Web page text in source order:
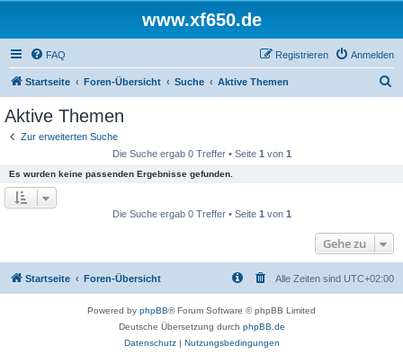
www.xf650.de
FAQ Anmelden
Registrieren
Startseite Foren-Übersicht Suche Aktive Themen
Aktive Themen
Zur erweiterten Suche
Die Suche ergab 0 Treffer • Seite 1 von 1
Es wurden keine passenden Ergebnisse gefunden.
Die Suche ergab 0 Treffer • Seite 1 von 1
Gehe zu
Startseite Foren-Übersicht Alle Zeiten sind UTC+02:00
Powered by phpBB® Forum Software © phpBB Limited
Deutsche Übersetzung durch phpBB.de
Datenschutz| Nutzungsbedingungen